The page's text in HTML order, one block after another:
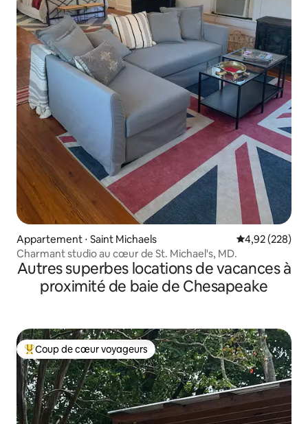
Appartement ⋅ Saint Michaels Évaluation
4,92 (228)
Charmant studio au cœur de St. Michael's, MD.
Autres superbes locations de vacances à
proximité de baie de Chesapeake
Coups de cœur voyageurs les plus appréciés
Coup de cœur voyageurs